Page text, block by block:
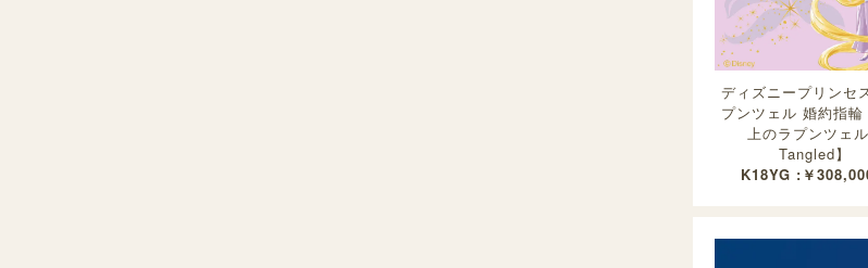
ディズニープリンセ
プンツェル 婚約指輪
上のラプンツェ
Tangled】
K18YG :￥